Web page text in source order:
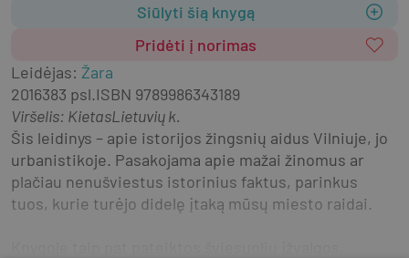
Siūlyti šią knygą
Pridėti į norimas
Leidėjas: Žara
2016383 psl.ISBN 9789986343189
Viršelis: KietasLietuvių k.
Šis leidinys – apie istorijos žingsnių aidus Vilniuje, jo
urbanistikoje. Pasakojama apie mažai žinomus ar
plačiau nenušviestus istorinius faktus, parinkus
tuos, kurie turėjo didelę įtaką mūsų miesto raidai.